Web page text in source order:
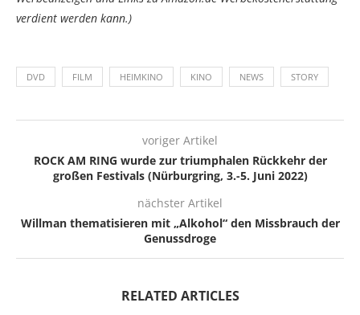
verdient werden kann.)
DVD FILM HEIMKINO KINO NEWS STORY
voriger Artikel
ROCK AM RING wurde zur triumphalen Rückkehr der
großen Festivals (Nürburgring, 3.-5. Juni 2022)
nächster Artikel
Willman thematisieren mit „Alkohol“ den Missbrauch der
Genussdroge
RELATED ARTICLES